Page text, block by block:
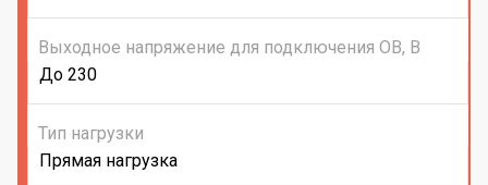
Выходное напряжение для подключения ОВ, В
До 230
Тип нагрузки
Прямая нагрузка